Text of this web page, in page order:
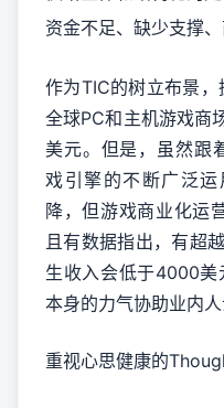
资金不足、缺少支撑
作为TIC的树立布景，
全球PC和主机游戏商
美元。但是，虽然跟
戏引擎的不断广泛
降，但游戏商业化运
且有数据指出，有超
生收入会低于4000美
本身的力气协助业内人
重视心思健康的